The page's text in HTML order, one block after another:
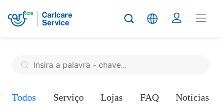
Todos Serviço Lojas FAQ Notícias